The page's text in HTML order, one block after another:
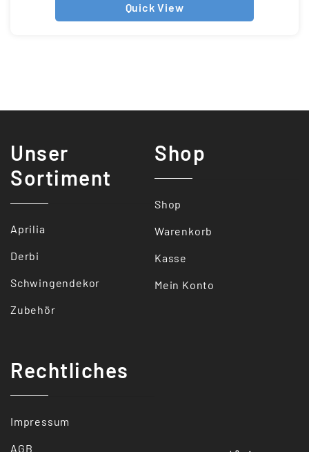
Quick View
Unser
Sortiment
Aprilia
Derbi
Schwingendekor
Zubehör
Shop
Shop
Warenkorb
Kasse
Mein Konto
Rechtliches
Impressum
AGB